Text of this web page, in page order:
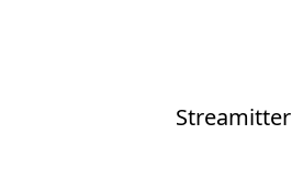
Streamitter